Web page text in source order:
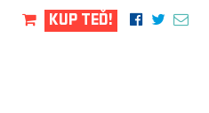
KUP TEĎ!